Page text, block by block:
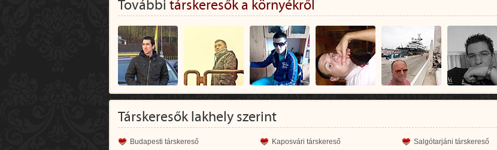
További társkeresők a környékről
Társkeresők lakhely szerint
Budapesti társkereső Kaposvári társkereső Salgótarjáni társkereső